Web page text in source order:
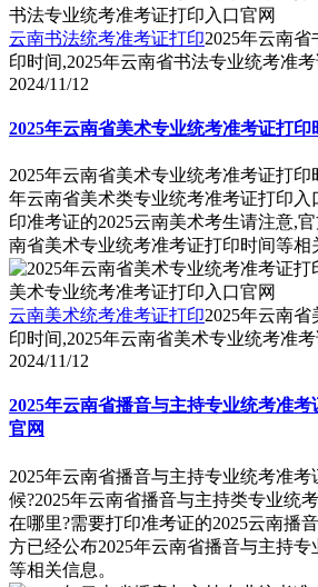
云南书法统考准考证打印2025年云南
印时间,2025年云南省书法专业统考准
2024/11/12
2025年云南省美术专业统考准考证打印
2025年云南省美术专业统考准考证打印
年云南省美术类专业统考准考证打印入
印准考证的2025云南美术考生请注意,
南省美术专业统考准考证打印时间等相
云南美术统考准考证打印2025年云南
印时间,2025年云南省美术专业统考准
2024/11/12
2025年云南省播音与主持专业统考准考
官网
2025年云南省播音与主持专业统考准
候?2025年云南省播音与主持类专业统
在哪里?需要打印准考证的2025云南播
方已经公布2025年云南省播音与主持
等相关信息。